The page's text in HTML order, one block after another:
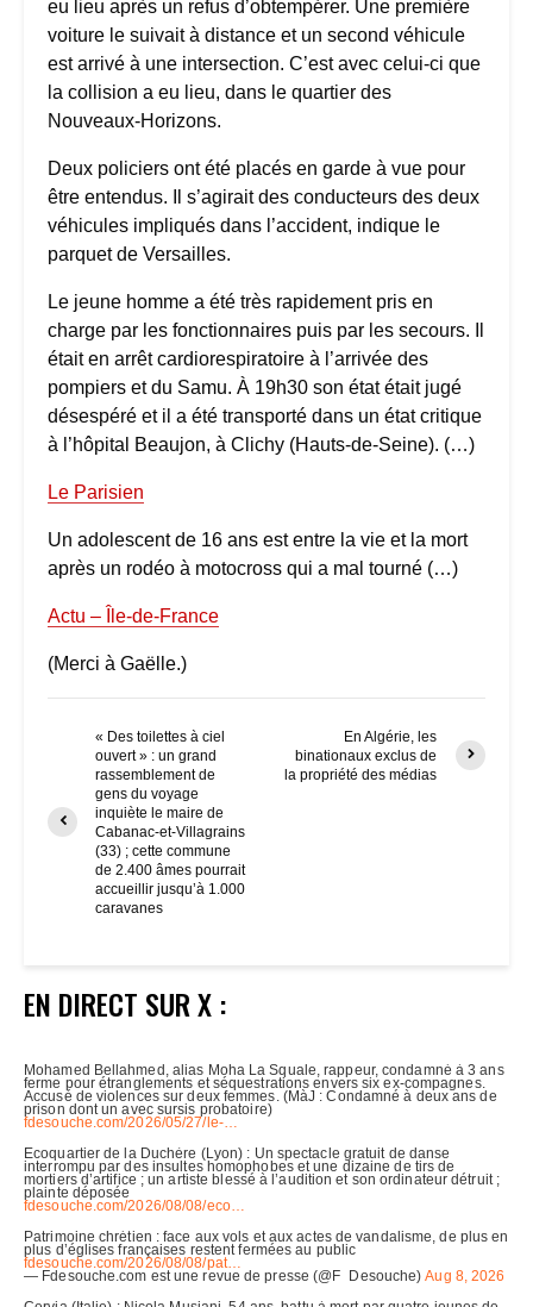
eu lieu après un refus d’obtempérer. Une première
voiture le suivait à distance et un second véhicule
est arrivé à une intersection. C’est avec celui-ci que
la collision a eu lieu, dans le quartier des
Nouveaux-Horizons.
Deux policiers ont été placés en garde à vue pour
être entendus. Il s’agirait des conducteurs des deux
véhicules impliqués dans l’accident, indique le
parquet de Versailles.
Le jeune homme a été très rapidement pris en
charge par les fonctionnaires puis par les secours. Il
était en arrêt cardiorespiratoire à l’arrivée des
pompiers et du Samu. À 19h30 son état était jugé
désespéré et il a été transporté dans un état critique
à l’hôpital Beaujon, à Clichy (Hauts-de-Seine). (…)
Le Parisien
Un adolescent de 16 ans est entre la vie et la mort
après un rodéo à motocross qui a mal tourné (…)
Actu – Île-de-France
(Merci à Gaëlle.)
« Des toilettes à ciel
ouvert » : un grand
rassemblement de
gens du voyage
inquiète le maire de
Cabanac-et-Villagrains
(33) ; cette commune
de 2.400 âmes pourrait
accueillir jusqu’à 1.000
caravanes
En Algérie, les
binationaux exclus de
la propriété des médias
EN DIRECT SUR X :